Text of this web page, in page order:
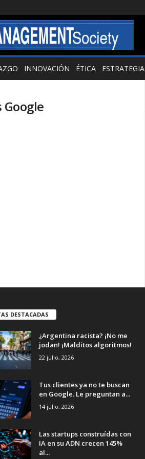
INNOVACIÓN ÉTICA ESTRATEGIA
Google
DESTACADAS
¿Argentina racista? ¡No me
jodan! ¡Malditos algoritmos!
22 julio, 2026
Tus clientes ya no te buscan
en Google. Le preguntan a...
14 julio, 2026
Las startups construídas con
IA en su ADN crecen 145%
al...